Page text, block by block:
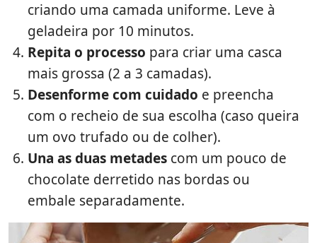
criando uma camada uniforme. Leve à
geladeira por 10 minutos.
Repita o processo para criar uma casca
mais grossa (2 a 3 camadas).
Desenforme com cuidado e preencha
com o recheio de sua escolha (caso queira
um ovo trufado ou de colher).
Una as duas metades com um pouco de
chocolate derretido nas bordas ou
embale separadamente.